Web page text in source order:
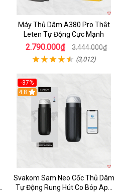
Máy Thủ Dâm A380 Pro Thắt
Leten Tự Động Cực Mạnh
2.790.000₫ 3.444.000₫
(3,012)
-37%
4.8
Svakom Sam Neo Cốc Thủ Dâm
Tự Động Rung Hút Co Bóp App